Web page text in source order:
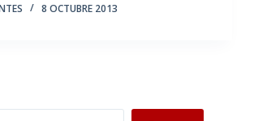
8 OCTUBRE 2013